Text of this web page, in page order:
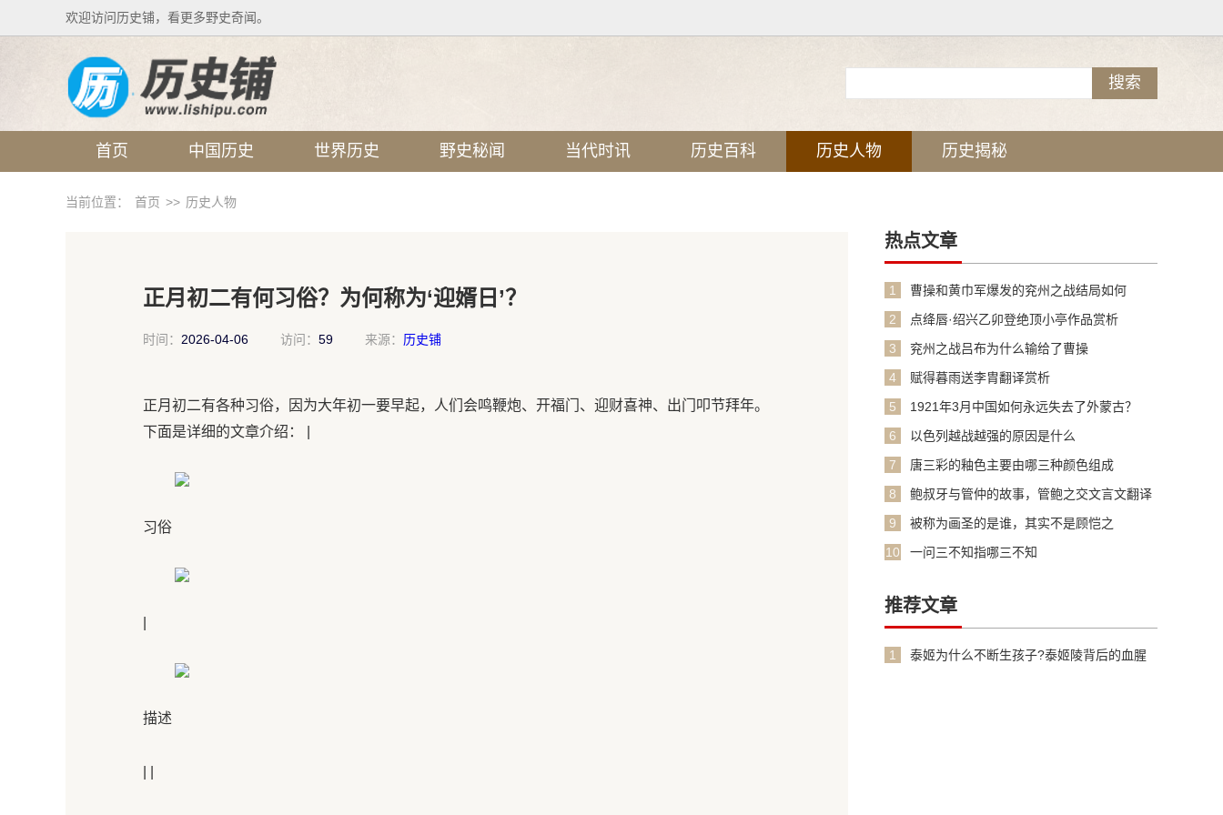
欢迎访问历史铺，看更多野史奇闻。
首页 中国历史 世界历史 野史秘闻 当代时讯 历史百科 历史人物 历史揭秘
当前位置： 首页 >> 历史人物
正月初二有何习俗？为何称为‘迎婿日’？
时间： 2026-04-06 访问： 59 来源： 历史铺
正月初二有各种习俗，因为大年初一要早起，人们会鸣鞭炮、开福门、迎财喜神、出门叩节拜年。
下面是详细的文章介绍： |
习俗
描述
热点文章
1
曹操和黄巾军爆发的兖州之战结局如何
2
点绛唇·绍兴乙卯登绝顶小亭作品赏析
3
兖州之战吕布为什么输给了曹操
4
赋得暮雨送李胄翻译赏析
5
1921年3月中国如何永远失去了外蒙古？
6
以色列越战越强的原因是什么
7
唐三彩的釉色主要由哪三种颜色组成
8
鲍叔牙与管仲的故事，管鲍之交文言文翻译
9
被称为画圣的是谁，其实不是顾恺之
10
一问三不知指哪三不知
推荐文章
1
泰姬为什么不断生孩子?泰姬陵背后的血腥